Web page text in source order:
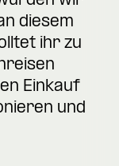
diesem
ihr zu
Einkauf
und